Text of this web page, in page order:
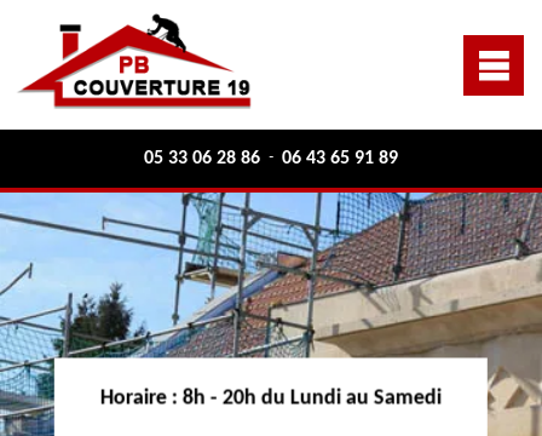
05 33 06 28 86 - 06 43 65 91 89
Horaire : 8h - 20h du Lundi au Samedi